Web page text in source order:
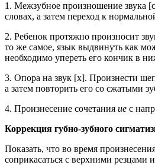
1. Межзубное произношение звука
словах, а затем переход к
2. Ребенок протяжно произносит
то же самое, язык выдвинуть как
необходимо упереть его кончик в
3. Опора на звук [х]. Произнести
а затем повторить его со сжатыми
4. Произнесение сочетания ие с
Коррекция губно-зубного
Показать, что во время
соприкасаться с верхними резцами